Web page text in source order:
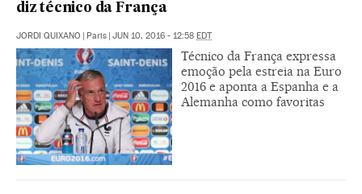
diz técnico da França
JORDI QUIXANO | Paris | JUN 10, 2016 - 12:58 EDT
Técnico da França expressa
emoção pela estreia na Euro
2016 e aponta a Espanha e a
Alemanha como favoritas